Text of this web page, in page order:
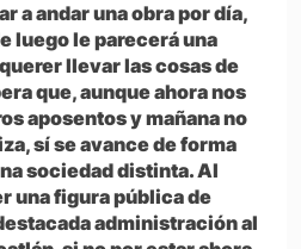
a andar una obra por día,
luego le parecerá una
llevar las cosas de
que, aunque ahora nos
aposentos y mañana no
sí se avance de forma
sociedad distinta. Al
una figura pública de
administración al